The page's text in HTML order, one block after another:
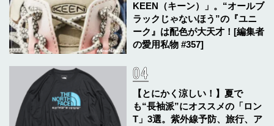
KEEN（キーン）」。“オールブ
ラックじゃないほう”の『ユニ
ーク』は配色が大天才！[編集者
の愛用私物 #357]
【とにかく涼しい！】夏で
も“長袖派”にオススメの「ロン
T」3選。紫外線予防、旅行、ア